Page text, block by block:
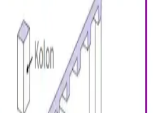
derzlerde oluşur ve doğru
sökülmesi ancak su hasarı varsa
havalandırma önemlidir.
Boyanması:
boyanması, mekânın aydınlık, temiz
Doğru yüzey hazırlığı ve boya seçimi
hale gelir.